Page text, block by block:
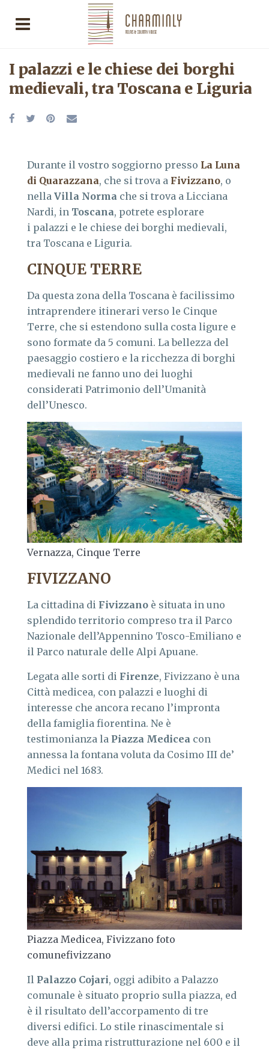
I palazzi e le chiese dei borghi
medievali, tra Toscana e Liguria
Durante il vostro soggiorno presso La Luna
di Quarazzana, che si trova a Fivizzano, o
nella Villa Norma che si trova a Licciana
Nardi, in Toscana, potrete esplorare
i palazzi e le chiese dei borghi medievali,
tra Toscana e Liguria.
CINQUE TERRE
Da questa zona della Toscana è facilissimo
intraprendere itinerari verso le Cinque
Terre, che si estendono sulla costa ligure e
sono formate da 5 comuni. La bellezza del
paesaggio costiero e la ricchezza di borghi
medievali ne fanno uno dei luoghi
considerati Patrimonio dell’Umanità
dell’Unesco.
Vernazza, Cinque Terre
FIVIZZANO
La cittadina di Fivizzano è situata in uno
splendido territorio compreso tra il Parco
Nazionale dell’Appennino Tosco-Emiliano e
il Parco naturale delle Alpi Apuane.
Legata alle sorti di Firenze, Fivizzano è una
Città medicea, con palazzi e luoghi di
interesse che ancora recano l’impronta
della famiglia fiorentina. Ne è
testimonianza la Piazza Medicea con
annessa la fontana voluta da Cosimo III de’
Medici nel 1683.
Piazza Medicea, Fivizzano foto
comunefivizzano
Il Palazzo Cojari, oggi adibito a Palazzo
comunale è situato proprio sulla piazza, ed
è il risultato dell’accorpamento di tre
diversi edifici. Lo stile rinascimentale si
deve alla prima ristrutturazione nel 600 e il